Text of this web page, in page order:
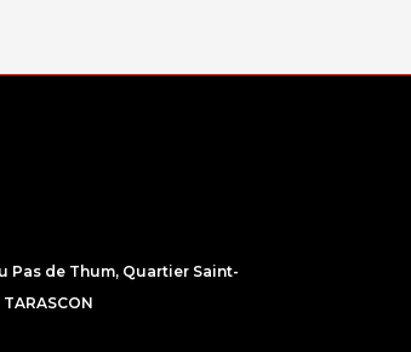
Pas de Thum, Quartier Saint-